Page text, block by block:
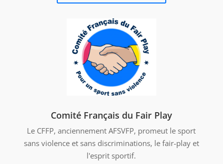
Comité Français du Fair Play
Le CFFP, anciennement AFSVFP, promeut le sport
sans violence et sans discriminations, le fair-play et
l'esprit sportif.